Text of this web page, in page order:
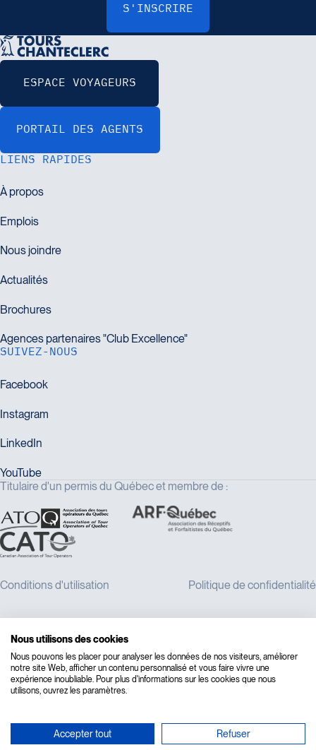
LIENS RAPIDES
SUIVEZ-NOUS
Titulaire d'un permis du Québec et membre de :
Nous utilisons des cookies
Nous pouvons les placer pour analyser les données de nos visiteurs, améliorer
notre site Web, afficher un contenu personnalisé et vous faire vivre une
expérience inoubliable. Pour plus d'informations sur les cookies que nous
utilisons, ouvrez les paramètres.
Accepter tout Refuser